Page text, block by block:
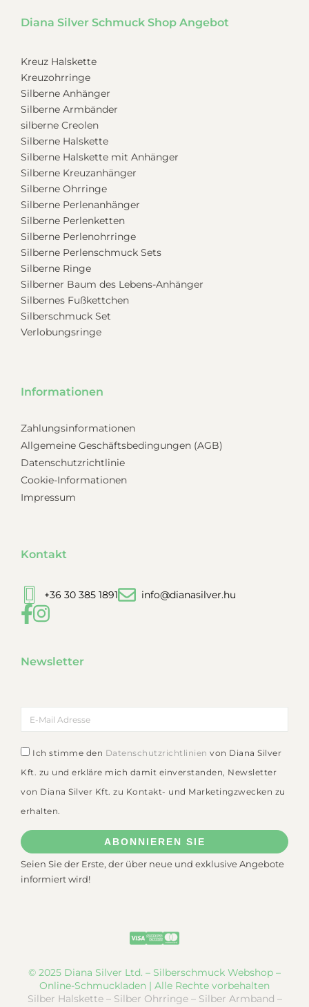
Diana Silver Schmuck Shop Angebot
Kreuz Halskette
Kreuzohrringe
Silberne Anhänger
Silberne Armbänder
silberne Creolen
Silberne Halskette
Silberne Halskette mit Anhänger
Silberne Kreuzanhänger
Silberne Ohrringe
Silberne Perlenanhänger
Silberne Perlenketten
Silberne Perlenohrringe
Silberne Perlenschmuck Sets
Silberne Ringe
Silberner Baum des Lebens-Anhänger
Silbernes Fußkettchen
Silberschmuck Set
Verlobungsringe
Informationen
Zahlungsinformationen
Allgemeine Geschäftsbedingungen (AGB)
Datenschutzrichtlinie
Cookie-Informationen
Impressum
Kontakt
+36 30 385 1891 info@dianasilver.hu
Newsletter
Ich stimme den Datenschutzrichtlinien von Diana Silver
Kft. zu und erkläre mich damit einverstanden, Newsletter
von Diana Silver Kft. zu Kontakt- und Marketingzwecken zu
erhalten.
ABONNIEREN SIE
Seien Sie der Erste, der über neue und exklusive Angebote
informiert wird!
© 2025 Diana Silver Ltd. – Silberschmuck Webshop –
Online-Schmuckladen | Alle Rechte vorbehalten
Silber Halskette – Silber Ohrringe – Silber Armband –